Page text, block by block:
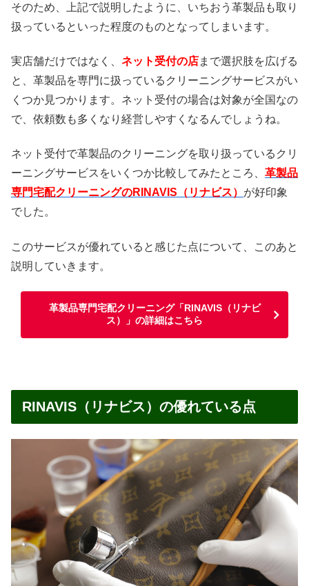
そのため、上記で説明したように、いちおう革製品も取り
扱っているといった程度のものとなってしまいます。
実店舗だけではなく、 ネット受付の店まで選択肢を広げる
と、革製品を専門に扱っているクリーニングサービスがい
くつか見つかります。ネット受付の場合は対象が全国なの
で、依頼数も多くなり経営しやすくなるんでしょうね。
ネット受付で革製品のクリーニングを取り扱っているクリ
ーニングサービスをいくつか比較してみたところ、 革製品
専門宅配クリーニングのRINAVIS（リナビス） が好印象
でした。
このサービスが優れていると感じた点について、このあと
説明していきます。
革製品専門宅配クリーニング「RINAVIS（リナビ
ス）」の詳細はこちら
RINAVIS（リナビス）の優れている点